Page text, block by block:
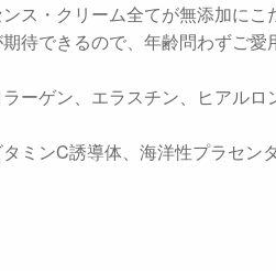
ス・クリーム全てが無添加にこ
待できるので、年齢問わずご愛
ーゲン、エラスチン、ヒアルロ
ミンC誘導体、海洋性プラセン